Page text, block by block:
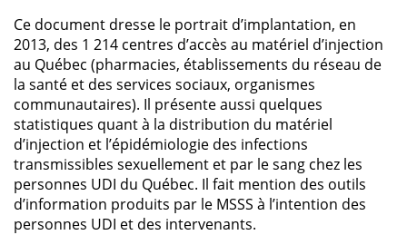
Ce document dresse le portrait d’implantation, en
2013, des 1 214 centres d’accès au matériel d’injection
au Québec (pharmacies, établissements du réseau de
la santé et des services sociaux, organismes
communautaires). Il présente aussi quelques
statistiques quant à la distribution du matériel
d’injection et l’épidémiologie des infections
transmissibles sexuellement et par le sang chez les
personnes UDI du Québec. Il fait mention des outils
d’information produits par le MSSS à l’intention des
personnes UDI et des intervenants.